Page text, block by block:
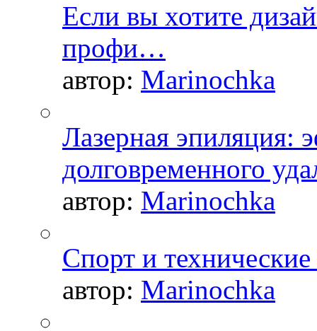
Если вы хотите
профи…
автор: Marinochka
Лазерная эпиляция:
долговременного
автор: Marinochka
Спорт и
автор: Marinochka